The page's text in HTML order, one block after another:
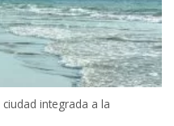
integrada a la